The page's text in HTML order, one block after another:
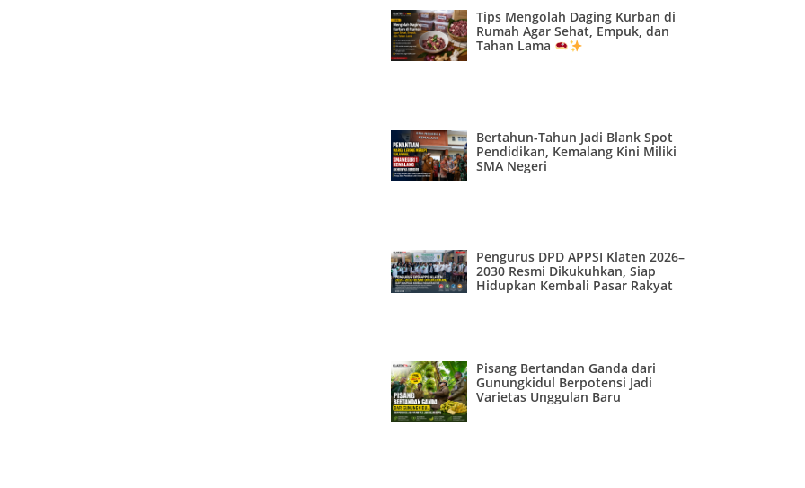
Tips Mengolah Daging Kurban di
Rumah Agar Sehat, Empuk, dan
Tahan Lama
Bertahun-Tahun Jadi Blank Spot
Pendidikan, Kemalang Kini Miliki
SMA Negeri
Pengurus DPD APPSI Klaten 2026–
2030 Resmi Dikukuhkan, Siap
Hidupkan Kembali Pasar Rakyat
Pisang Bertandan Ganda dari
Gunungkidul Berpotensi Jadi
Varietas Unggulan Baru